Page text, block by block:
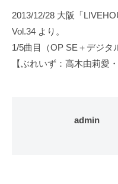
2013/12/28 大阪「
Vol.34 より。
1/5曲目（OP SE＋デジタ
【ぶれいず：高木由莉愛
admin